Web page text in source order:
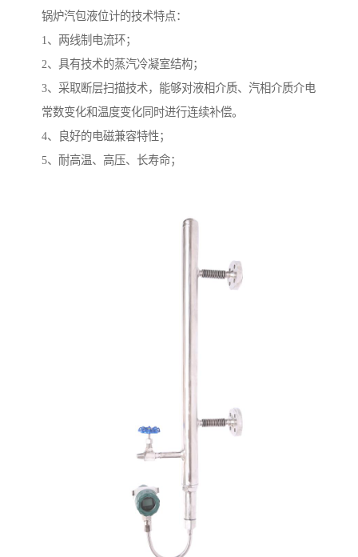
锅炉汽包液位计的技术特点：
1、两线制电流环；
2、具有技术的蒸汽冷凝室结构；
3、采取断层扫描技术，能够对液相介质、汽相介质介电
常数变化和温度变化同时进行连续补偿。
4、良好的电磁兼容特性；
5、耐高温、高压、长寿命；